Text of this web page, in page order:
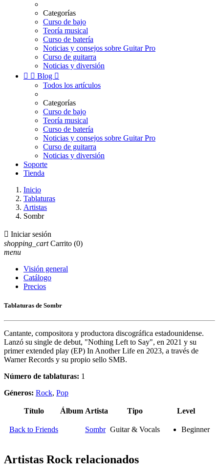
Categorías
Curso de bajo
Teoría musical
Curso de batería
Noticias y consejos sobre Guitar Pro
Curso de guitarra
Noticias y diversión
  Blog 
Todos los artículos
Categorías
Curso de bajo
Teoría musical
Curso de batería
Noticias y consejos sobre Guitar Pro
Curso de guitarra
Noticias y diversión
Soporte
Tienda
Inicio
Tablaturas
Artistas
Sombr
 Iniciar sesión
shopping_cart Carrito (0)
menu
Visión general
Catálogo
Precios
Tablaturas de Sombr
Cantante, compositora y productora discográfica estadounidense.
Lanzó su single de debut, "Nothing Left to Say", en 2021 y su
primer extended play (EP) In Another Life en 2023, a través de
Warner Records y su propio sello SMB.
Número de tablaturas: 1
Géneros: Rock, Pop
Título Álbum Artista Tipo Level
Back to Friends Sombr Guitar & Vocals Beginner
Artistas Rockrelacionados